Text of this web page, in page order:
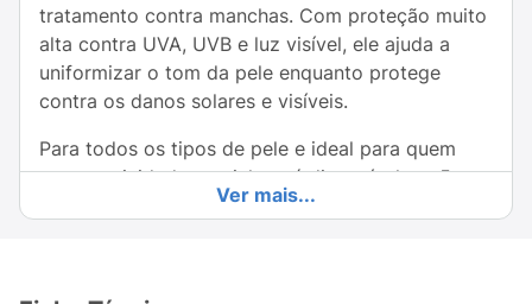
tratamento contra manchas. Com proteção muito
alta contra UVA, UVB e luz visível, ele ajuda a
uniformizar o tom da pele enquanto protege
contra os danos solares e visíveis.
Para todos os tipos de pele e ideal para quem
quer praticidade, o stick está disponível em 5
cores e possui cobertura média e possibilita
Ver mais...